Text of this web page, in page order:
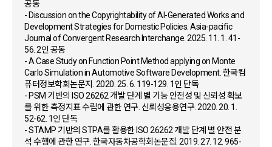
공동
- Discussion on the Copyrightability of AI-Generated Works and
Development Strategies for Domestic Policies. Asia-pacific
Journal of Convergent Research Interchange. 2025. 11. 1. 41-
56. 2인 공동
- A Case Study on Function Point Method applying on Monte
Carlo Simulation in Automotive Software Development. 한국컴
퓨터정보학회논문지. 2020. 25. 6. 119-129. 1인 단독
- PSM 기반의 ISO 26262 개발 단계 별 기능 안전성 및 신뢰성 확보
를 위한 측정지표 수립에 관한 연구. 신뢰성응용연구. 2020. 20. 1.
52-62. 1인 단독
- STAMP 기반의 STPA를 활용한 ISO 26262 개발 단계 별 안전 분
석 수행에 관한 연구. 한국자동차공학회논문집. 2019. 27. 12. 965-